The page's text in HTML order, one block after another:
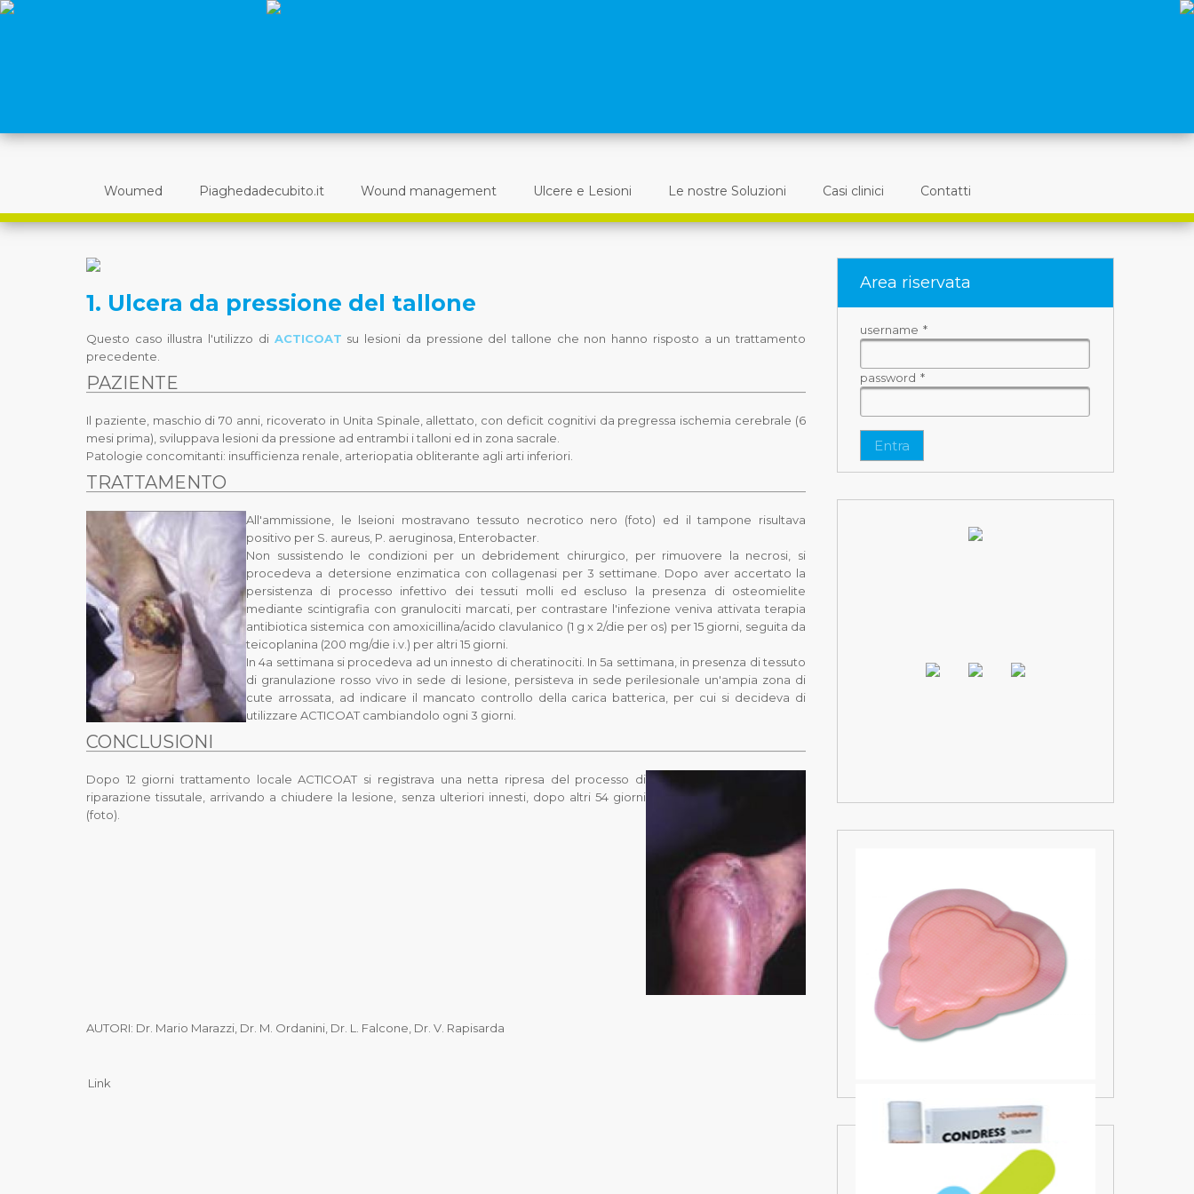
Woumed Piaghedadecubito.it Wound management Ulcere e Lesioni Le nostre Soluzioni Casi clinici Contatti
Area riservata
username *
password *
Entra
1. Ulcera da pressione del tallone
Questo caso illustra l'utilizzo di ACTICOAT su lesioni da pressione del tallone che non hanno risposto a un trattamento
precedente.
PAZIENTE
Il paziente, maschio di 70 anni, ricoverato in Unita Spinale, allettato, con deficit cognitivi da pregressa ischemia cerebrale (6
mesi prima), sviluppava lesioni da pressione ad entrambi i talloni ed in zona sacrale.
Patologie concomitanti: insufficienza renale, arteriopatia obliterante agli arti inferiori.
TRATTAMENTO
All'ammissione, le lseioni mostravano tessuto necrotico nero (foto) ed il tampone risultava
positivo per S. aureus P. aeruginosa Enterobacter
Non sussistendo le condizioni per un debridement chirurgico, per rimuovere la necrosi, si
procedeva a detersione enzimatica con collagenasi per 3 settimane. Dopo aver accertato la
persistenza di processo infettivo dei tessuti molli ed escluso la presenza di osteomielite
mediante scintigrafia con granulociti marcati, per contrastare l'infezione veniva attivata terapia
antibiotica sistemica con amoxicillina/acido clavulanico (1 g x 2/die per os) per 15 giorni, seguita da
teicoplanina (200 mg/die i.v.) per altri 15 giorni.
In 4a settimana si procedeva ad un innesto di cheratinociti. In 5a settimana, in presenza di tessuto
di granulazione rosso vivo in sede di lesione, persisteva in sede perilesionale un'ampia zona di
cute arrossata, ad indicare il mancato controllo della carica batterica, per cui si decideva di
utilizzare ACTICOAT cambiandolo ogni 3 giorni.
CONCLUSIONI
Dopo 12 giorni trattamento locale ACTICOAT si registrava una netta ripresa del processo di
riparazione tissutale, arrivando a chiudere la lesione, senza ulteriori innesti, dopo altri 54 giorni
(foto).
AUTORI: Dr. Mario Marazzi, Dr. M. Ordanini, Dr. L. Falcone, Dr. V. Rapisarda
Link